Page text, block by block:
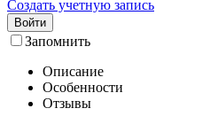
Создать учетную запись
Войти
Запомнить
Описание
Особенности
Отзывы